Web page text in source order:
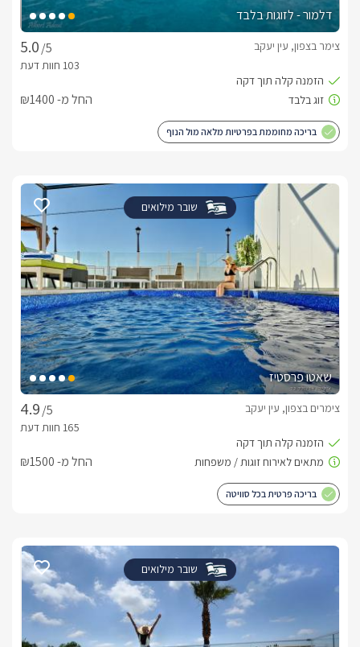
דלמור - לזוגות בלבד
/5
צימר בצפון, עין יעקב
החל מ- ₪1400
בריכה מחוממת בפרטיות מלאה מול הנוף
שובר מילואים
שאטו פרסטיז
/5
צימרים בצפון, עין יעקב
החל מ- ₪1500
בריכה פרטית בכל סוויטה
שובר מילואים